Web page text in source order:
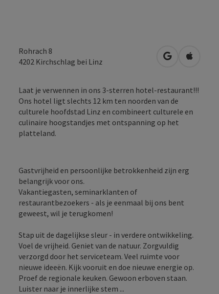
Rohrach 8
4202 Kirchschlag bei Linz Openen in
Laat je verwennen in ons 3-sterren hotel-restaurant!!!
Ons hotel ligt slechts 12 km ten noorden van de
culturele hoofdstad Linz en combineert culturele en
culinaire hoogstandjes met ontspanning op het
platteland.
Gastvrijheid en persoonlijke betrokkenheid zijn erg
belangrijk voor ons.
Vakantiegasten, seminarklanten of
restaurantbezoekers - als je eenmaal bij ons bent
geweest, wil je terugkomen!
Stap uit de dagelijkse sleur - in verdere ontwikkeling.
Voel de vrijheid. Geniet van de natuur. Zorgvuldig
verzorgd door het serviceteam. Veel ruimte voor
nieuwe ideeën. Kijk vooruit en doe nieuwe energie op.
Proef de regionale keuken. Gewoon erboven staan.
Luister naar je innerlijke stem ...